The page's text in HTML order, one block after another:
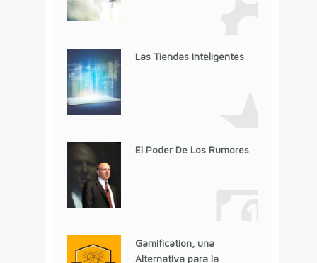
Las Tiendas Inteligentes
El Poder De Los Rumores
Gamification, una
Alternativa para la